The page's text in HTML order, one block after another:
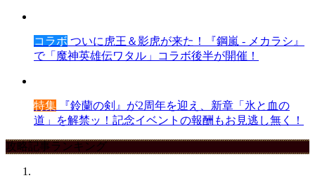
コラボ ついに虎王＆影虎が来た！『鋼嵐 - メカラシ』
で「魔神英雄伝ワタル」コラボ後半が開催！
特集 『鈴蘭の剣』が2周年を迎え、新章「氷と血の
道」を解禁ッ！記念イベントの報酬もお見逃し無く！
攻略記事ランキング